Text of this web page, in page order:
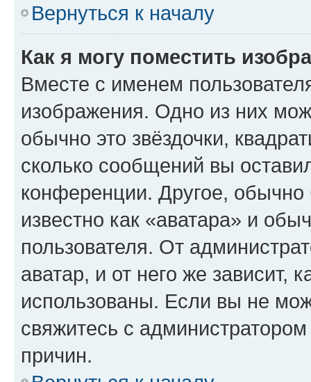
Вернуться к началу
Как я могу поместить
Вместе с именем
изображения. Одно из них
обычно это звёздочки,
сколько сообщений вы
конференции. Другое,
известно как «аватара» и
пользователя. От
аватар, и от него же зависит,
использованы. Если вы не
свяжитесь с
причин.